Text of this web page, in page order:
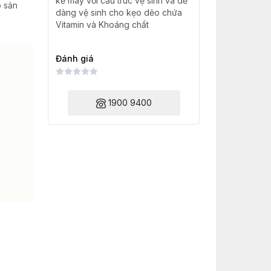
sản
dàng vệ sinh cho kẹo dẻo chứa
Vitamin và Khoáng chất
Đánh giá
1900 9400